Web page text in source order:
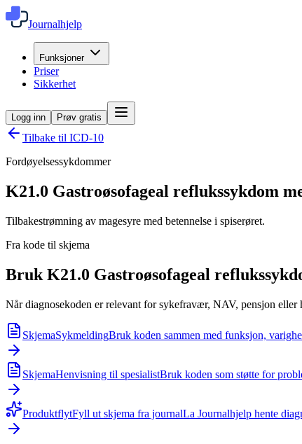
Journalhjelp
Funksjoner
Priser
Sikkerhet
Logg inn Prøv gratis
Tilbake til ICD-10
Fordøyelsessykdommer
K21.0 Gastroøsofageal reflukssykdom
Tilbakestrømning av magesyre med betennelse i spiserøret.
Fra kode til skjema
Bruk K21.0 Gastroøsofageal
Når diagnosekoden er relevant for sykefravær, NAV, pensjon
SkjemaSykmeldingBruk koden sammen med funksjon,
SkjemaHenvisning til spesialistBruk koden som støtte for
ProduktflytFyll ut skjema fra journalLa Journalhjelp hente